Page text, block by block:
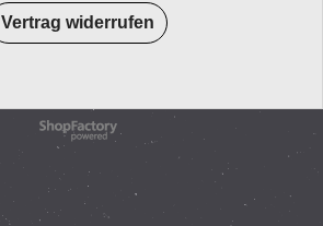
Vertrag widerrufen
WebShop erstellt mit
ShopFactory Shop
Software.